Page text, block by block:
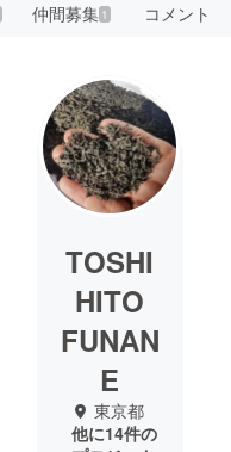
仲間募集 1 コメント
TOSHI
HITO
FUNAN
E
東京都
他に14件の